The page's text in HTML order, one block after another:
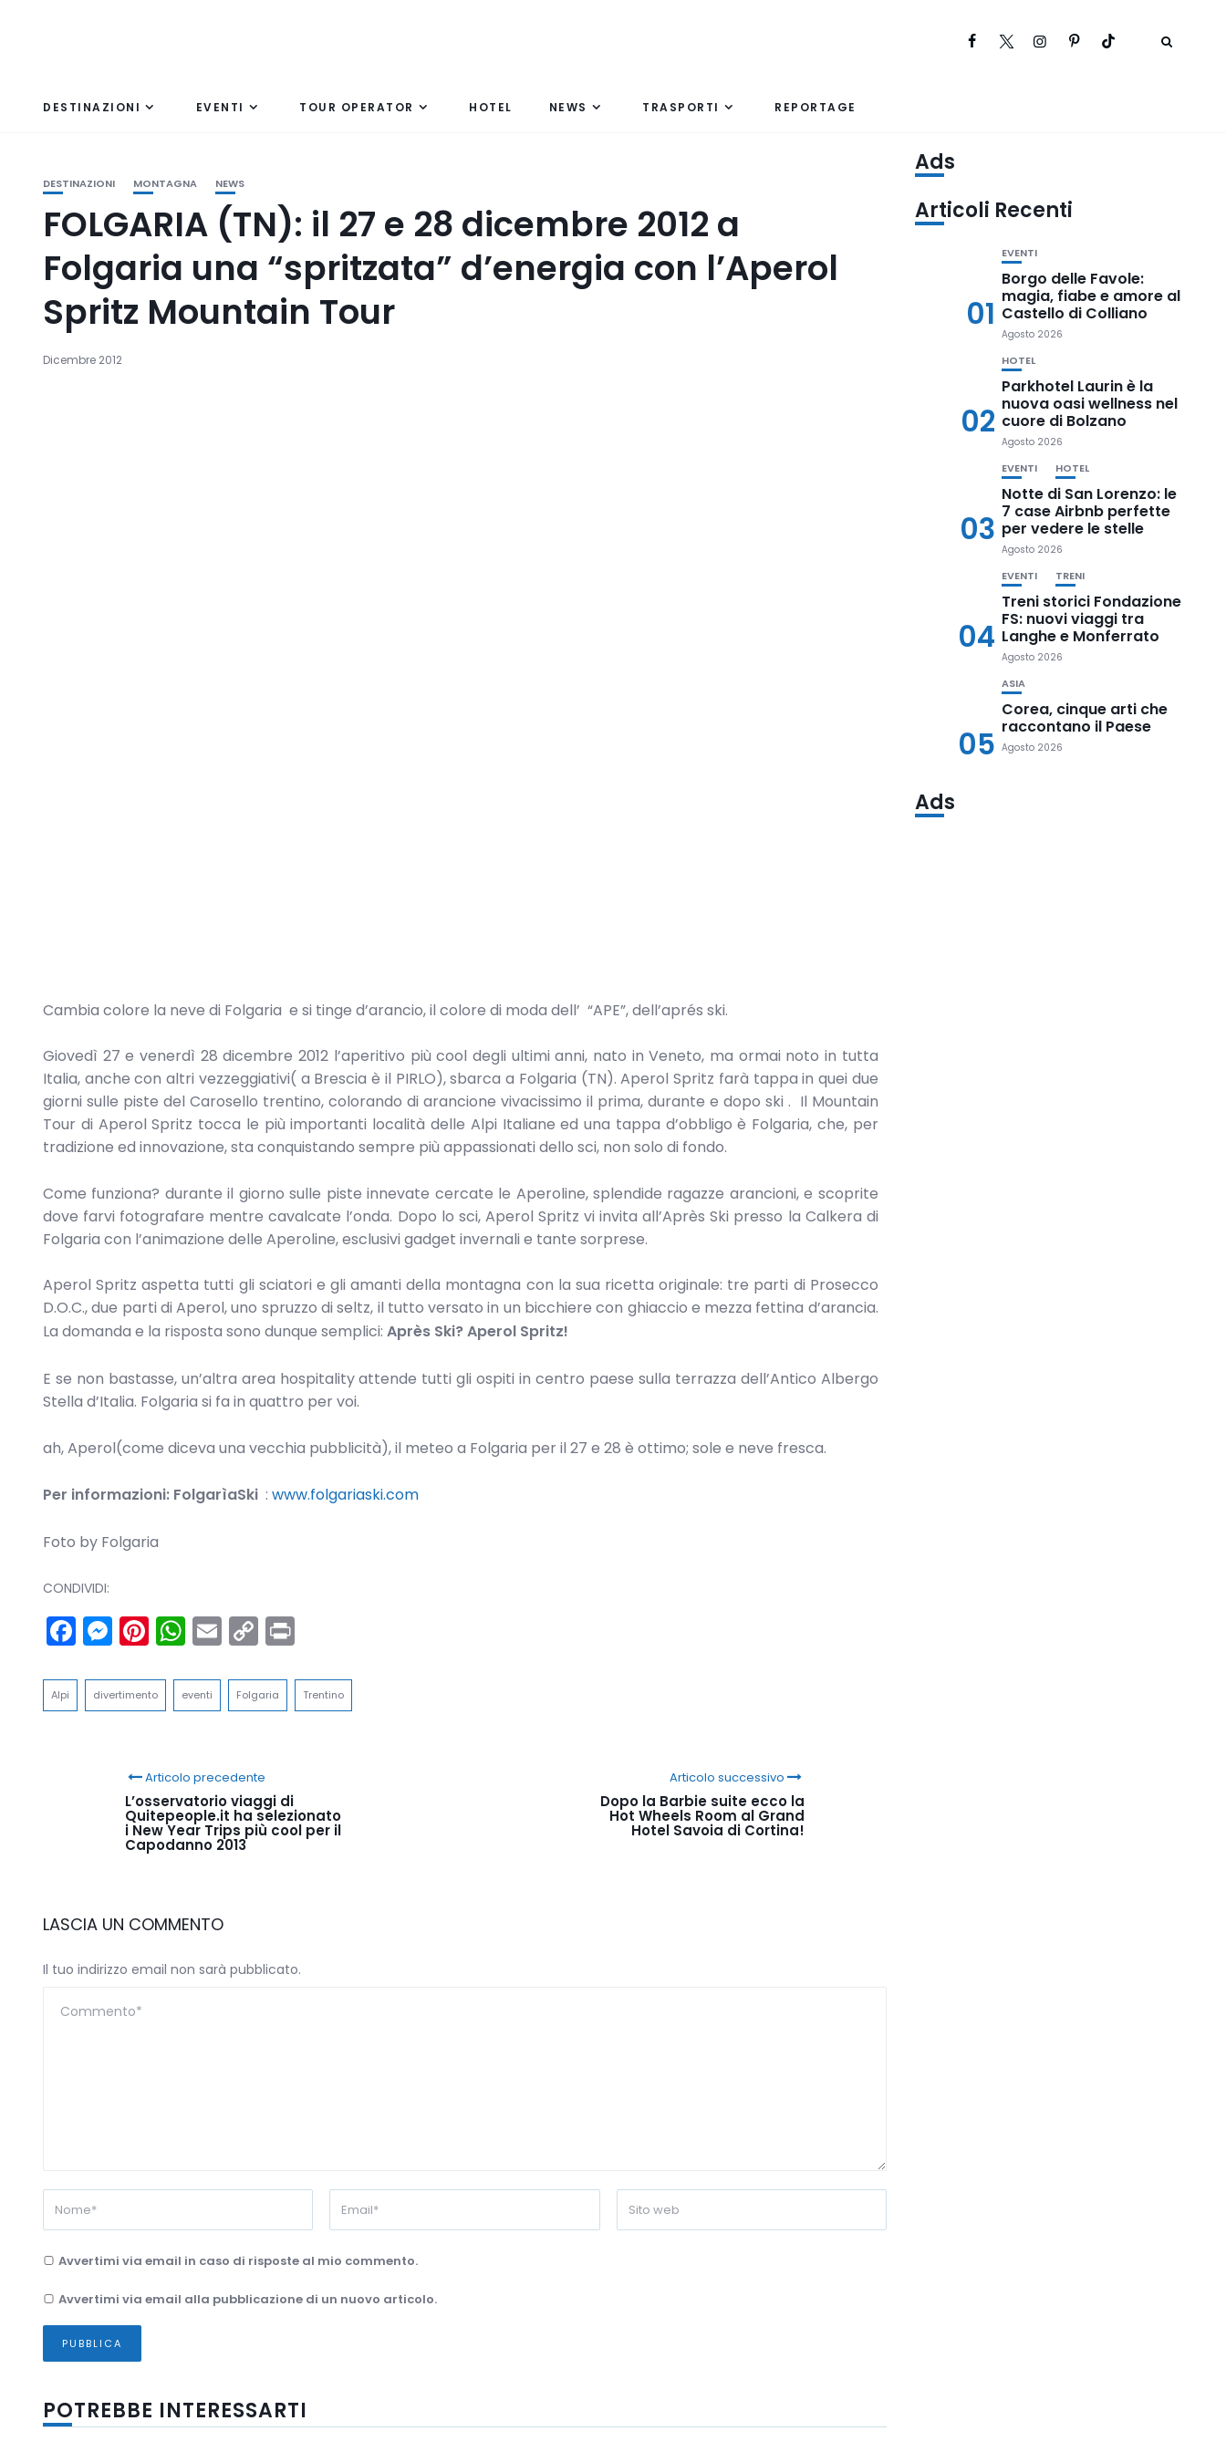
DESTINAZIONI EVENTI TOUR OPERATOR HOTEL NEWS TRASPORTI REPORTAGE
DESTINAZIONI MONTAGNA NEWS
FOLGARIA (TN): il 27 e 28 dicembre 2012 a
Folgaria una “spritzata” d’energia con l’Aperol
Spritz Mountain Tour
Dicembre 2012
Cambia colore la neve di Folgaria e si tinge d’arancio, il colore di moda dell’ “APE”, dell’aprés ski.
Giovedì 27 e venerdì 28 dicembre 2012 l’aperitivo più cool degli ultimi anni, nato in Veneto, ma ormai noto in tutta
Italia, anche con altri vezzeggiativi( a Brescia è il PIRLO), sbarca a Folgaria (TN). Aperol Spritz farà tappa in quei due
giorni sulle piste del Carosello trentino, colorando di arancione vivacissimo il prima, durante e dopo ski . Il Mountain
Tour di Aperol Spritz tocca le più importanti località delle Alpi Italiane ed una tappa d’obbligo è Folgaria, che, per
tradizione ed innovazione, sta conquistando sempre più appassionati dello sci, non solo di fondo.
Come funziona? durante il giorno sulle piste innevate cercate le Aperoline, splendide ragazze arancioni, e scoprite
dove farvi fotografare mentre cavalcate l’onda. Dopo lo sci, Aperol Spritz vi invita all’Après Ski presso la Calkera di
Folgaria con l’animazione delle Aperoline, esclusivi gadget invernali e tante sorprese.
Aperol Spritz aspetta tutti gli sciatori e gli amanti della montagna con la sua ricetta originale: tre parti di Prosecco
D.O.C., due parti di Aperol, uno spruzzo di seltz, il tutto versato in un bicchiere con ghiaccio e mezza fettina d’arancia.
La domanda e la risposta sono dunque semplici: Après Ski? Aperol Spritz!
E se non bastasse, un’altra area hospitality attende tutti gli ospiti in centro paese sulla terrazza dell’Antico Albergo
Stella d’Italia. Folgaria si fa in quattro per voi.
ah, Aperol(come diceva una vecchia pubblicità), il meteo a Folgaria per il 27 e 28 è ottimo; sole e neve fresca.
Per informazioni: FolgarìaSki : www.folgariaski.com
Foto by Folgaria
CONDIVIDI:
Facebook
Messenger
Pinterest
WhatsApp
Email
Copy
Link
Alpi divertimento eventi Folgaria Trentino
Articolo precedente
L’osservatorio viaggi di
Quitepeople.it ha selezionato
i New Year Trips più cool per il
Capodanno 2013
Articolo successivo
Dopo la Barbie suite ecco la
Hot Wheels Room al Grand
Hotel Savoia di Cortina!
LASCIA UN COMMENTO
Il tuo indirizzo email non sarà pubblicato.
Avvertimi via email in caso di risposte al mio commento.
Avvertimi via email alla pubblicazione di un nuovo articolo.
POTREBBE INTERESSARTI
Ads
Articoli Recenti
01
EVENTI
Borgo delle Favole:
magia, fiabe e amore al
Castello di Colliano
Agosto 2026
02
HOTEL
Parkhotel Laurin è la
nuova oasi wellness nel
cuore di Bolzano
Agosto 2026
03
EVENTI HOTEL
Notte di San Lorenzo: le
7 case Airbnb perfette
per vedere le stelle
Agosto 2026
04
EVENTI TRENI
Treni storici Fondazione
FS: nuovi viaggi tra
Langhe e Monferrato
Agosto 2026
05
ASIA
Corea, cinque arti che
raccontano il Paese
Agosto 2026
Ads